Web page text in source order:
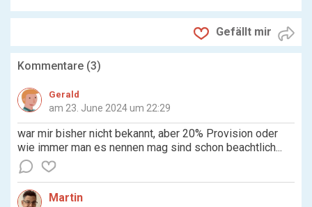
Gefällt mir
Kommentare (3)
Gerald
am 23. June 2024 um 22:29
war mir bisher nicht bekannt, aber 20% Provision oder
wie immer man es nennen mag sind schon beachtlich...
Martin